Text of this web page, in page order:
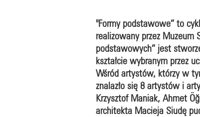
"Formy podstawowe” to
realizowany przez Muzeum
podstawowych” jest
kształcie wybranym przez
Wśród artystów, którzy w
znalazło się 8 artystów i
Krzysztof Maniak, Ahmet
architekta Macieja Siudę